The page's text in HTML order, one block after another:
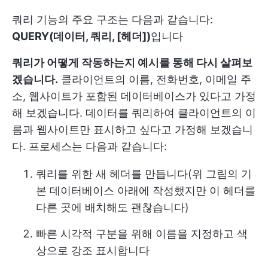
쿼리 기능의 주요 구조는 다음과 같습니다:
QUERY(데이터, 쿼리, [헤더])입니다
쿼리가 어떻게 작동하는지 예시를 통해 다시 살펴보
겠습니다. 클라이언트의 이름, 전화번호, 이메일 주
소, 웹사이트가 포함된 데이터베이스가 있다고 가정
해 보겠습니다. 데이터를 쿼리하여 클라이언트의 이
름과 웹사이트만 표시하고 싶다고 가정해 보겠습니
다. 프로세스는 다음과 같습니다:
쿼리를 위한 새 헤더를 만듭니다(위 그림의 기
본 데이터베이스 아래에 작성했지만 이 헤더를
다른 곳에 배치해도 괜찮습니다)
빠른 시각적 구분을 위해 이름을 지정하고 색
상으로 강조 표시합니다